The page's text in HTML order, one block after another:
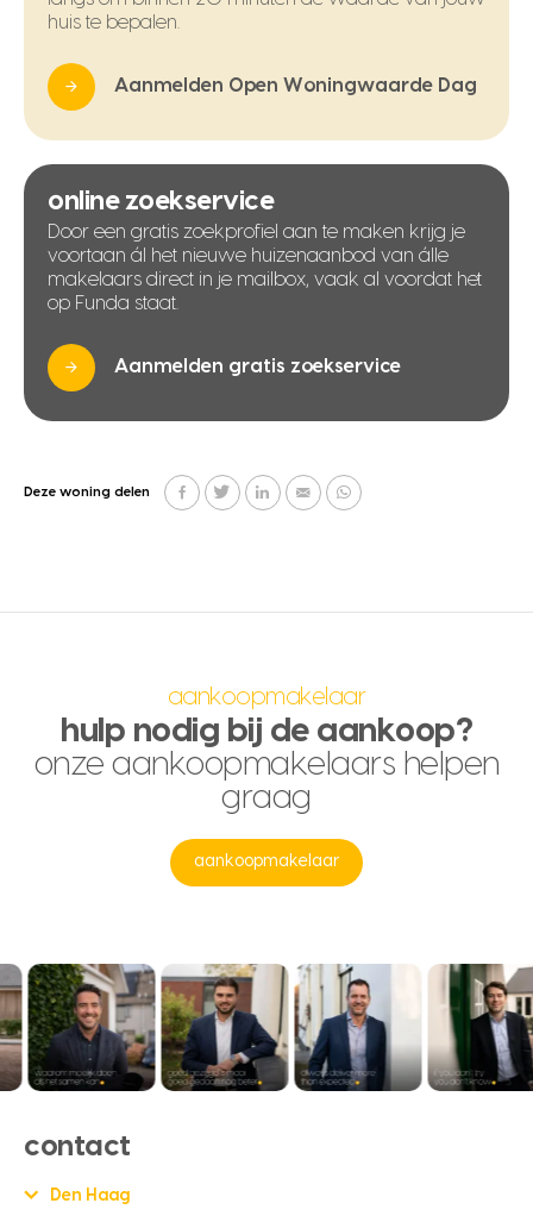
huis te bepalen.
Aanmelden Open Woningwaarde Dag
online zoekservice
Door een gratis zoekprofiel aan te maken krijg je
voortaan ál het nieuwe huizenaanbod van álle
makelaars direct in je mailbox, vaak al voordat het
op Funda staat.
Aanmelden gratis zoekservice
Deze woning delen
aankoopmakelaar
hulp nodig bij de aankoop?
onze aankoopmakelaars helpen
graag
aankoopmakelaar
contact
Den Haag